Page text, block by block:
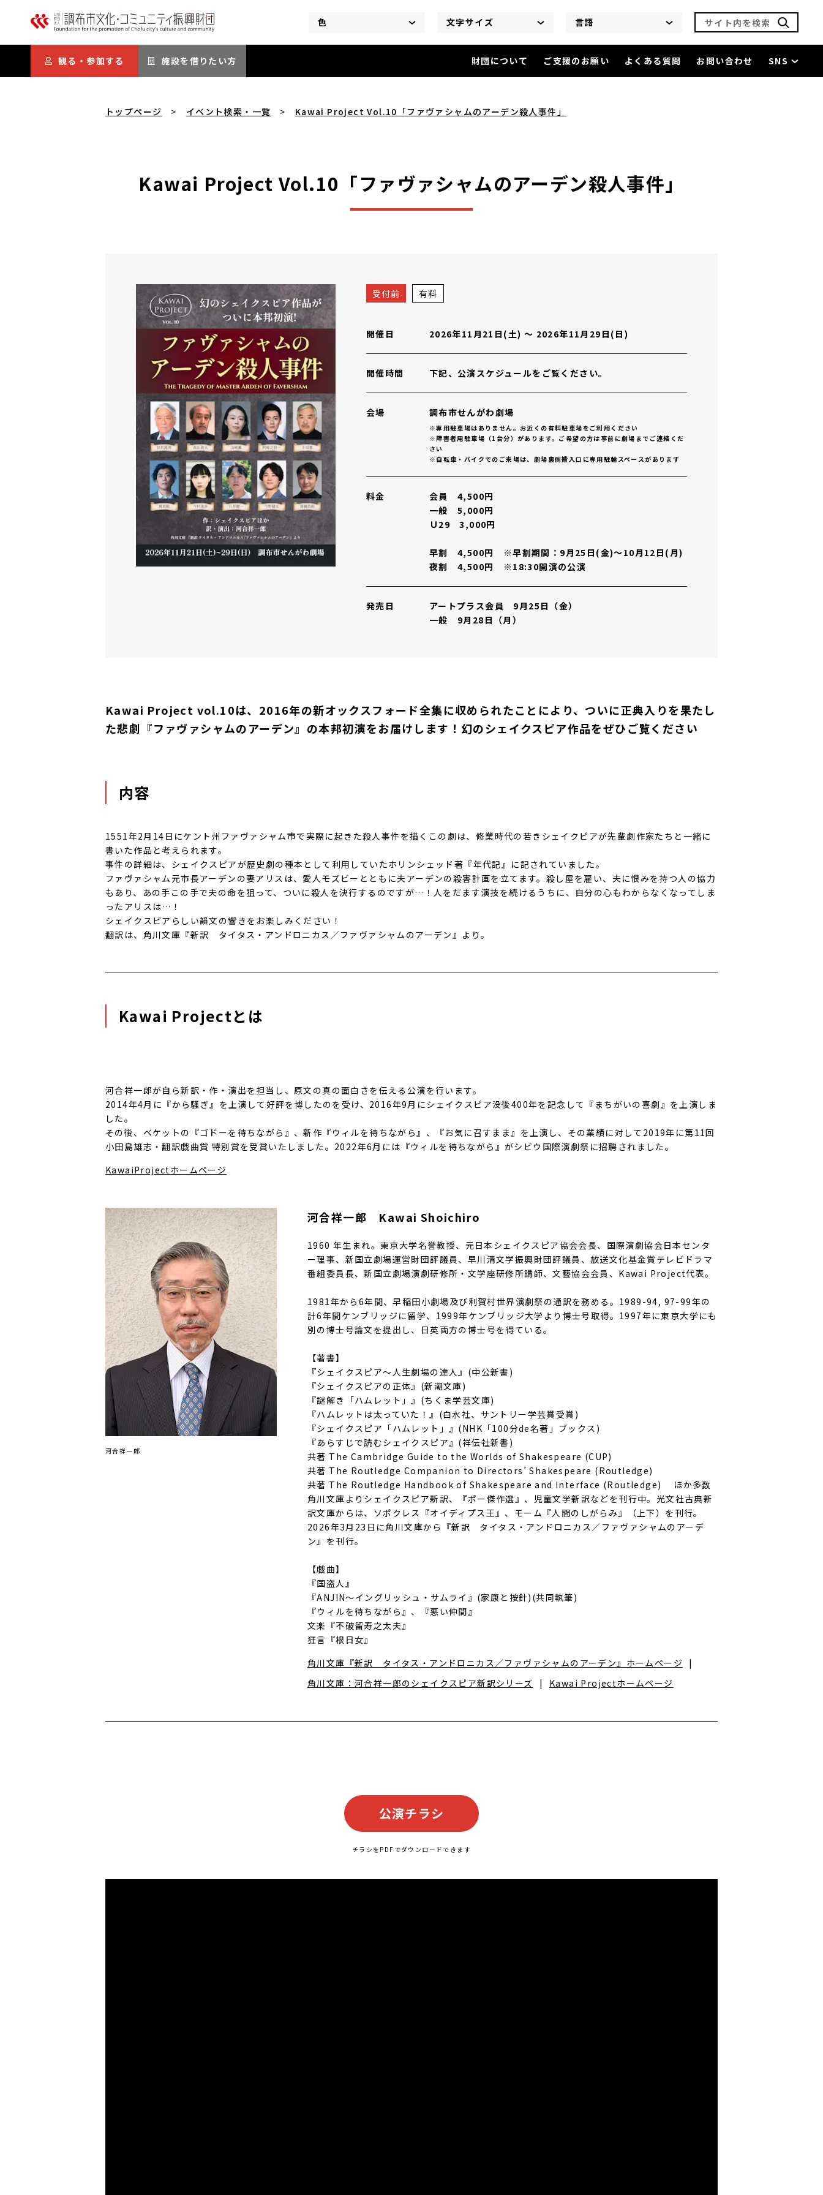
色
文字サイズ 言語 サイト内を検索
観る・参加する 施設を借りたい方 財団について ご支援のお願い よくある質問 お問い合わせ SNS
トップページ イベント検索・一覧 Kawai Project Vol.10「ファヴァシャムのアーデン殺人事件」
Kawai Project Vol.10「ファヴァシャムのアーデン殺人事件」
Kawai Project Vol.10「ファヴァシャムのアーデン殺人事件」 概要
受付前 有料
開催日 2026年11月21日(土) 〜 2026年11月29日(日)
開催時間 下記、公演スケジュールをご覧ください。
会場 調布市せんがわ劇場
※専用駐車場はありません。お近くの有料駐車場をご利用ください
※障害者用駐車場（1台分）があります。ご希望の方は事前に劇場までご連絡くだ
さい
※自転車・バイクでのご来場は、劇場裏側搬入口に専用駐輪スペースがあります
料金
会員 4,500円
一般 5,000円
Ｕ29 3,000円
早割 4,500円 ※早割期間：9月25日(金)～10月12日(月)
夜割 4,500円 ※18:30開演の公演
発売日
アートプラス会員 9月25日（金）
一般 9月28日（月）
Kawai Project vol.10は、2016年の新オックスフォード全集に収められたことにより、ついに正典入りを果たし
た悲劇『ファヴァシャムのアーデン』の本邦初演をお届けします！幻のシェイクスピア作品をぜひご覧ください
内容
1551年2月14日にケント州ファヴァシャム市で実際に起きた殺人事件を描くこの劇は、修業時代の若きシェイクピアが先輩劇作家たちと一緒に
書いた作品と考えられます。
事件の詳細は、シェイクスピアが歴史劇の種本として利用していたホリンシェッド著『年代記』に記されていました。
ファヴァシャム元市長アーデンの妻アリスは、愛人モズビーとともに夫アーデンの殺害計画を立てます。殺し屋を雇い、夫に恨みを持つ人の協力
もあり、あの手この手で夫の命を狙って、ついに殺人を決行するのですが…！人をだます演技を続けるうちに、自分の心もわからなくなってしま
ったアリスは…！
シェイクスピアらしい韻文の響きをお楽しみください！
翻訳は、角川文庫『新訳 タイタス・アンドロニカス／ファヴァシャムのアーデン』より。
Kawai Projectとは
河合祥一郎が自ら新訳・作・演出を担当し、原文の真の面白さを伝える公演を行います。
2014年4月に『から騒ぎ』を上演して好評を博したのを受け、2016年9月にシェイクスピア没後400年を記念して『まちがいの喜劇』を上演しま
した。
その後、ベケットの『ゴドーを待ちながら』、新作『ウィルを待ちながら』、『お気に召すまま』を上演し、その業績に対して2019年に第11回
小田島雄志・翻訳戯曲賞 特別賞を受賞いたしました。2022年6月には『ウィルを待ちながら』がシビウ国際演劇祭に招聘されました。
KawaiProjectホームページ
河合祥一郎
河合祥一郎 Kawai Shoichiro
1960 年生まれ。東京大学名誉教授、元日本シェイクスピア協会会長、国際演劇協会日本センタ
ー理事、新国立劇場運営財団評議員、早川清文学振興財団評議員、放送文化基金賞テレビドラマ
番組委員長、新国立劇場演劇研修所・文学座研修所講師、文藝協会会員、Kawai Project代表。
1981年から6年間、早稲田小劇場及び利賀村世界演劇祭の通訳を務める。1989-94, 97-99年の
計6年間ケンブリッジに留学、1999年ケンブリッジ大学より博士号取得。1997年に東京大学にも
別の博士号論文を提出し、日英両方の博士号を得ている。
【著書】
『シェイクスピア～人生劇場の達人』(中公新書)
『シェイクスピアの正体』(新潮文庫)
『謎解き「ハムレット」』(ちくま学芸文庫)
『ハムレットは太っていた！』(白水社、サントリー学芸賞受賞)
『シェイクスピア「ハムレット」』(NHK「100分de名著」ブックス)
『あらすじで読むシェイクスピア』(祥伝社新書)
共著 The Cambridge Guide to the Worlds of Shakespeare (CUP)
共著 The Routledge Companion to Directors’ Shakespeare (Routledge)
共著 The Routledge Handbook of Shakespeare and Interface (Routledge) ほか多数
角川文庫よりシェイクスピア新訳、『ポー傑作選』、児童文学新訳などを刊行中。光文社古典新
訳文庫からは、ソポクレス『オイディプス王』、モーム『人間のしがらみ』（上下）を刊行。
2026年3月23日に角川文庫から『新訳 タイタス・アンドロニカス／ファヴァシャムのアーデ
ン』を刊行。
【戯曲】
『国盗人』
『ANJIN～イングリッシュ・サムライ』(家康と按針)(共同執筆)
『ウィルを待ちながら』、『悪い仲間』
文楽『不破留寿之太夫』
狂言『根日女』
角川文庫『新訳 タイタス・アンドロニカス／ファヴァシャムのアーデン』ホームページ
角川文庫：河合祥一郎のシェイクスピア新訳シリーズ
Kawai Projectホームページ
公演チラシ
チラシをPDFでダウンロードできます
Kawai Project Vol.10「ファヴァシャムのアーデン殺人事件」